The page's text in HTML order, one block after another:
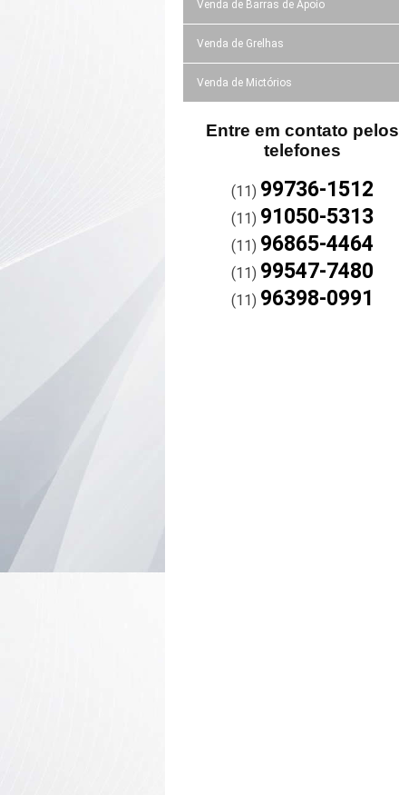
Venda de Barras de Apoio
Venda de Grelhas
Venda de Mictórios
Entre em contato pelos
telefones
(11) 99736-1512
(11) 91050-5313
(11) 96865-4464
(11) 99547-7480
(11) 96398-0991